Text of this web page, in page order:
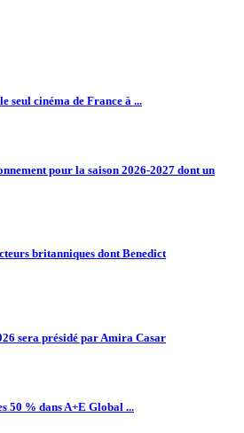
seul cinéma de France à ...
pour la saison 2026-2027 dont un
britanniques dont Benedict
sera présidé par Amira Casar
50 % dans A+E Global ...